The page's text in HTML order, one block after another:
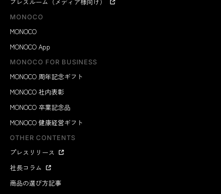
MONOCO
MONOCO
MONOCO App
MONOCO FOR BUSINESS
MONOCO 周年記念ギフト
MONOCO 社内表彰
MONOCO 卒業記念品
MONOCO 健康経営ギフト
OTHER CONTENTS
プレスリリース
社長コラム
商品の選び方記事